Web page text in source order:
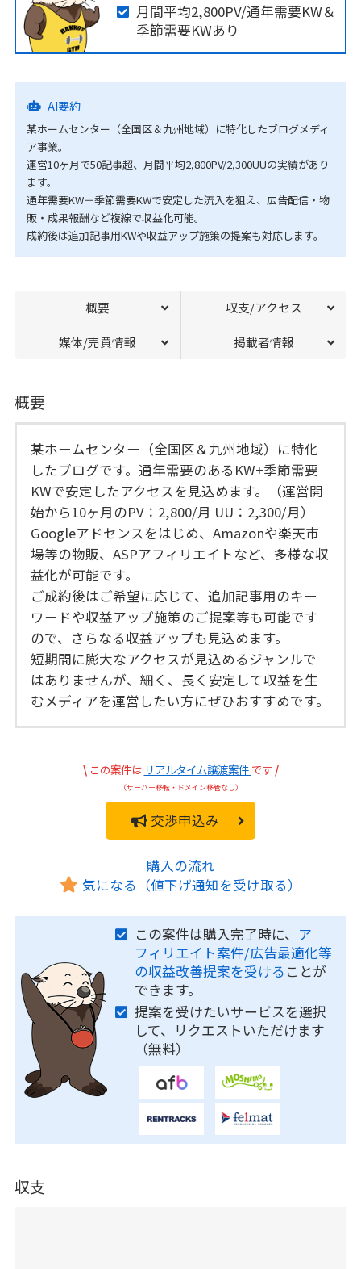
月間平均2,800PV/通年需要KW＆
季節需要KWあり
AI要約
某ホームセンター（全国区＆九州地域）に特化したブログメディ
ア事業。
運営10ヶ月で50記事超、月間平均2,800PV/2,300UUの実績があり
ます。
通年需要KW＋季節需要KWで安定した流入を狙え、広告配信・物
販・成果報酬など複線で収益化可能。
成約後は追加記事用KWや収益アップ施策の提案も対応します。
概要 収支/アクセス
媒体/売買情報 掲載者情報
概要
某ホームセンター（全国区＆九州地域）に特化
したブログです。通年需要のあるKW+季節需要
KWで安定したアクセスを見込めます。（運営開
始から10ヶ月のPV：2,800/月 UU：2,300/月）
Googleアドセンスをはじめ、Amazonや楽天市
場等の物販、ASPアフィリエイトなど、多様な収
益化が可能です。
ご成約後はご希望に応じて、追加記事用のキー
ワードや収益アップ施策のご提案等も可能です
ので、さらなる収益アップも見込めます。
短期間に膨大なアクセスが見込めるジャンルで
はありませんが、細く、長く安定して収益を生
むメディアを運営したい方にぜひおすすめです。
\ この案件は リアルタイム譲渡案件 です /
（サーバー移転・ドメイン移管なし）
交渉申込み
購入の流れ
気になる（値下げ通知を受け取る）
この案件は購入完了時に、 ア
フィリエイト案件/広告最適化等
の収益改善提案を受ける ことが
できます。
提案を受けたいサービスを選択
して、リクエストいただけます
（無料）
収支